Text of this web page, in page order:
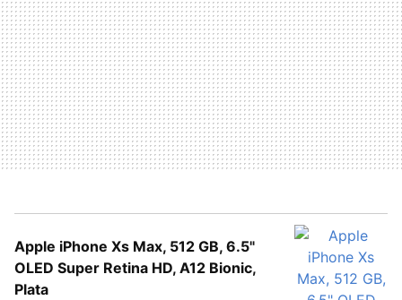
Apple iPhone Xs Max, 512 GB, 6.5"
OLED Super Retina HD, A12 Bionic,
Plata